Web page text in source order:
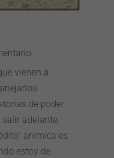
vienen a
de poder
adelante.
anímica es
estoy de